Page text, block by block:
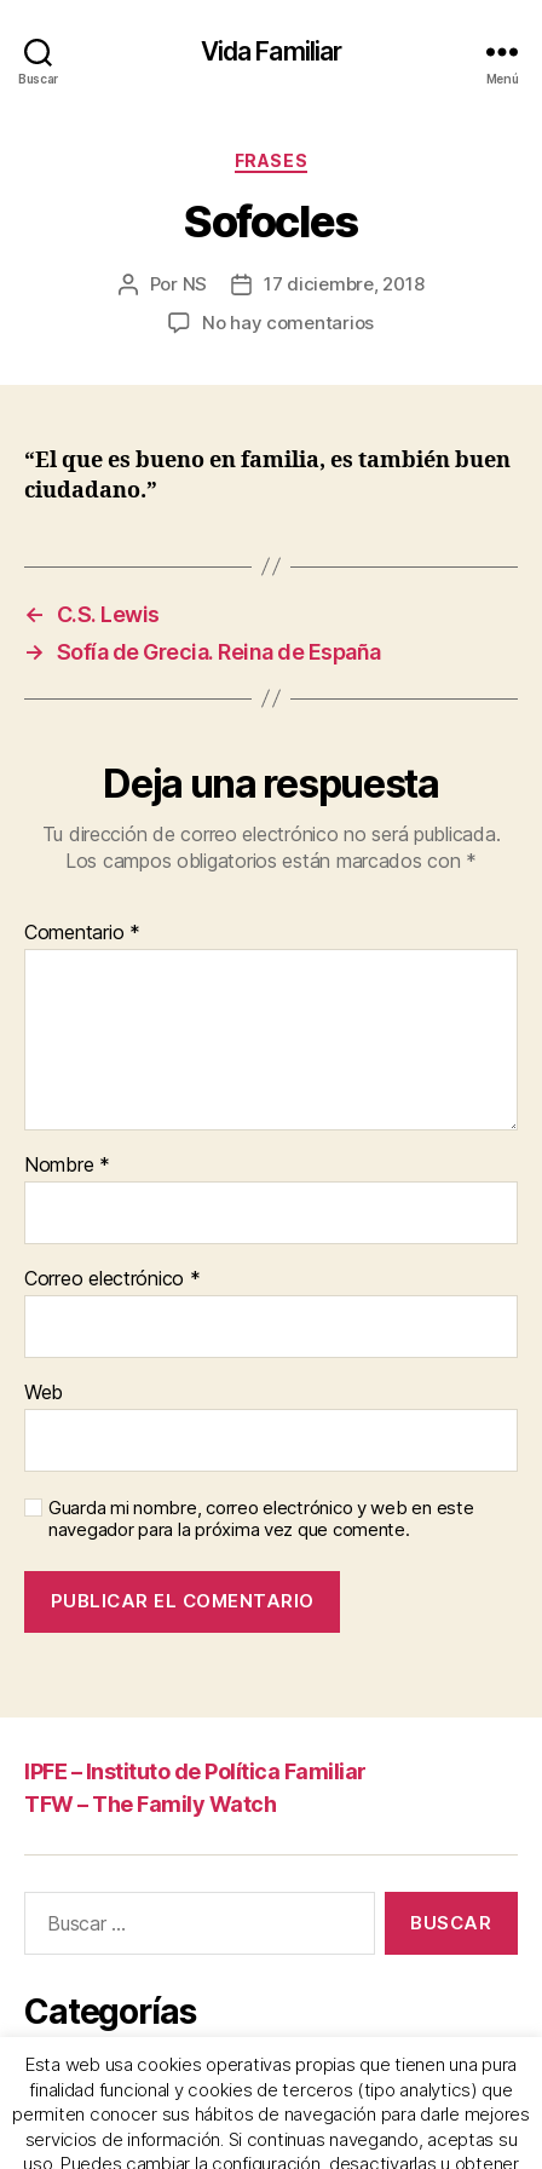
Buscar
Vida Familiar
Menú
Categorías
FRASES
Sofocles
Autor
Por NS
Fecha
la
17 diciembre, 2018
No hay comentariosen
“El que es bueno en familia, es también buen
ciudadano.”
←
C.S. Lewis
→ Sofía de Grecia. Reina de España
Deja una respuesta
Tu dirección de correo electrónico no será publicada.
Los campos obligatorios están marcados con *
Comentario *
Nombre *
Correo electrónico *
Web
Guarda mi nombre, correo electrónico y web en este
navegador para la próxima vez que comente.
IPFE – Instituto de Política Familiar
TFW – The Family Watch
Categorías
Frases
Esta web usa cookies operativas propias que tienen una pura
finalidad funcional y cookies de terceros (tipo analytics) que
permiten conocer sus hábitos de navegación para darle mejores
servicios de información. Si continuas navegando, aceptas su
uso. Puedes cambiar la configuración, desactivarlas u obtener